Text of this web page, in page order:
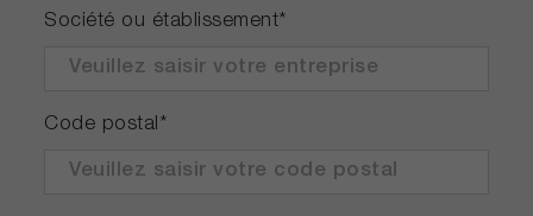
Société ou établissement*
Code postal*